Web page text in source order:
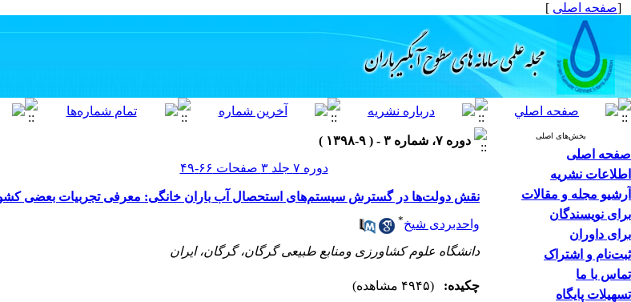
[صفحه اصلی ]
بخش‌های اصلی
صفحه اصلی
اطلاعات نشریه
آرشیو مجله و مقالات
برای نویسندگان
برای داوران
ثبت‌نام و اشتراک
تماس با ما
تسهیلات پایگاه
دوره ۷، شماره ۳ - ( ۹-۱۳۹۸ )
دوره ۷ جلد ۳ صفحات ۶۶-۴۹
نقش دولت‌ها در گسترش سیستم‌های استحصال آب باران خانگی: معرفی تجربیات بعضی
واحدبردی شیخ*
دانشگاه علوم کشاورزی ومنابع طبیعی گرگان، گرگان، ایران
چکیده:
(۴۹۴۵ مشاهده)